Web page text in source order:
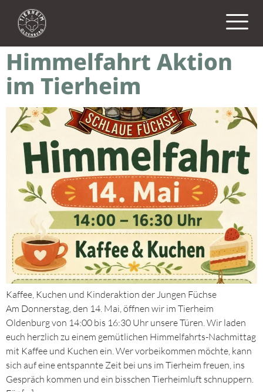
Tag: 12. Mai 2026
Himmelfahrt Aktion
im Tierheim
Kaffee, Kuchen und Kinderaktion der Jungen Füchse
Am Donnerstag, den 14. Mai, öffnen wir im Tierheim
Oldenburg von 14:00 bis 16:30 Uhr unsere Türen. Wir laden
euch herzlich zu einem gemütlichen Himmelfahrts-Nachmittag
mit Kaffee und Kuchen ein. Wer vorbeikommen möchte, kann
sich auf eine entspannte Zeit bei uns im Tierheim freuen, ins
Gespräch kommen und ein bisschen Tierheimluft schnuppern.